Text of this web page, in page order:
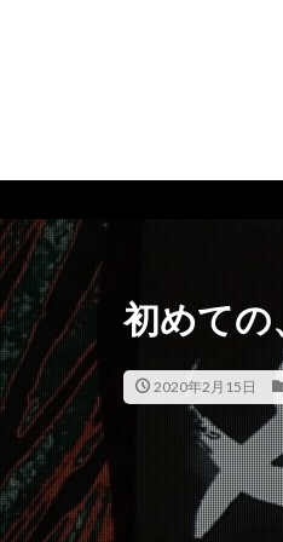
初めての
2020年2月15日